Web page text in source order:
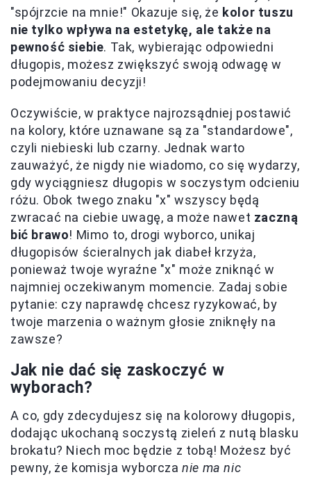
"spójrzcie na mnie!" Okazuje się, że kolor tuszu
nie tylko wpływa na estetykę, ale także na
pewność siebie. Tak, wybierając odpowiedni
długopis, możesz zwiększyć swoją odwagę w
podejmowaniu decyzji!
Oczywiście, w praktyce najrozsądniej postawić
na kolory, które uznawane są za "standardowe",
czyli niebieski lub czarny. Jednak warto
zauważyć, że nigdy nie wiadomo, co się wydarzy,
gdy wyciągniesz długopis w soczystym odcieniu
różu. Obok twego znaku "x" wszyscy będą
zwracać na ciebie uwagę, a może nawet zaczną
bić brawo! Mimo to, drogi wyborco, unikaj
długopisów ścieralnych jak diabeł krzyża,
ponieważ twoje wyraźne "x" może zniknąć w
najmniej oczekiwanym momencie. Zadaj sobie
pytanie: czy naprawdę chcesz ryzykować, by
twoje marzenia o ważnym głosie zniknęły na
zawsze?
Jak nie dać się zaskoczyć w
wyborach?
A co, gdy zdecydujesz się na kolorowy długopis,
dodając ukochaną soczystą zieleń z nutą blasku
brokatu? Niech moc będzie z tobą! Możesz być
pewny, że komisja wyborczanie ma nic